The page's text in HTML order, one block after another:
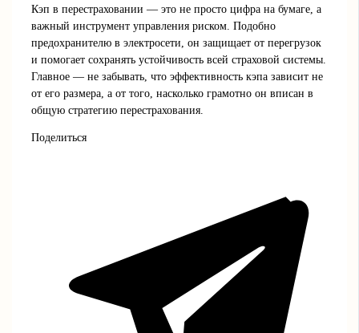
Кэп в перестраховании — это не просто цифра на бумаге, а
важный инструмент управления риском. Подобно
предохранителю в электросети, он защищает от перегрузок
и помогает сохранять устойчивость всей страховой системы.
Главное — не забывать, что эффективность кэпа зависит не
от его размера, а от того, насколько грамотно он вписан в
общую стратегию перестрахования.
Поделиться